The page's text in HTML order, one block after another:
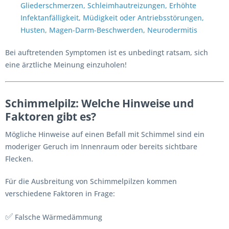
Gliederschmerzen, Schleimhautreizungen, Erhöhte
Infektanfälligkeit, Müdigkeit oder Antriebsstörungen,
Husten, Magen-Darm-Beschwerden, Neurodermitis
Bei auftretenden Symptomen ist es unbedingt ratsam, sich
eine ärztliche Meinung einzuholen!
Schimmelpilz: Welche Hinweise und
Faktoren gibt es?
Mögliche Hinweise auf einen Befall mit Schimmel sind ein
moderiger Geruch im Innenraum oder bereits sichtbare
Flecken.
Für die Ausbreitung von Schimmelpilzen kommen
verschiedene Faktoren in Frage:
✅ Falsche Wärmedämmung